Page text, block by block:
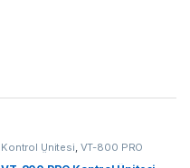
Kontrol Ünitesi VT-800 PRO
Kontrol Ünitesi ,